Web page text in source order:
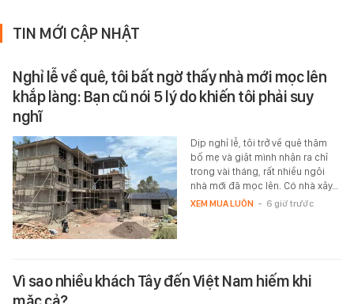
TIN MỚI CẬP NHẬT
Nghỉ lễ về quê, tôi bất ngờ thấy nhà mới mọc lên
khắp làng: Bạn cũ nói 5 lý do khiến tôi phải suy
nghĩ
Dịp nghỉ lễ, tôi trở về quê thăm
bố mẹ và giật mình nhận ra chỉ
trong vài tháng, rất nhiều ngôi
nhà mới đã mọc lên. Có nhà xây…
XEM MUA LUÔN - 6 giờ trước
Vì sao nhiều khách Tây đến Việt Nam hiếm khi